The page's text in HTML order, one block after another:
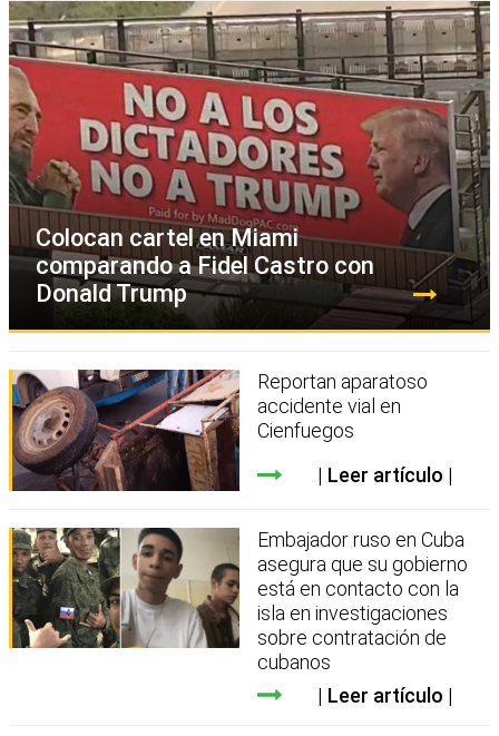
Colocan cartel en Miami
comparando a Fidel Castro con
Donald Trump
Reportan aparatoso
accidente vial en
Cienfuegos
Leer artículo
Embajador ruso en Cuba
asegura que su gobierno
está en contacto con la
isla en investigaciones
sobre contratación de
cubanos
Leer artículo